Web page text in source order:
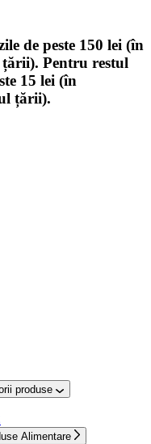
de peste 150 lei (în
Pentru restul
15 lei (în
țării).
produse
Alimentare